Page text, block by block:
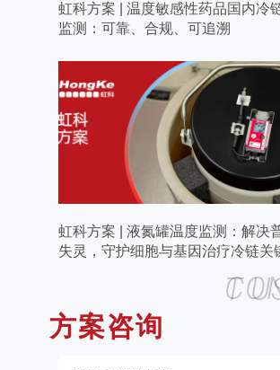
虹科方案 | 温度敏感性药品国内冷
监测：可靠、合规、可追溯
虹科方案 | 液氮罐温度监测：解决
失灵，守护细胞与基因治疗冷链关
方案咨询
CONTACT